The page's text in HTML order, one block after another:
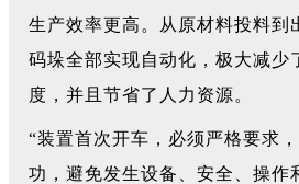
生产效率更高。从原材料投料到
码垛全部实现自动化，极大减少
度，并且节省了人力资源。
“装置首次开车，必须严格要求
功，避免发生设备、安全、操作